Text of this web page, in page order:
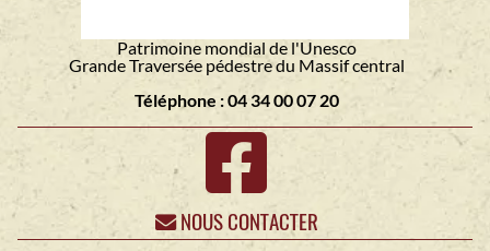
Patrimoine mondial de l'Unesco
Grande Traversée pédestre du Massif central
Téléphone : 04 34 00 07 20
NOUS CONTACTER